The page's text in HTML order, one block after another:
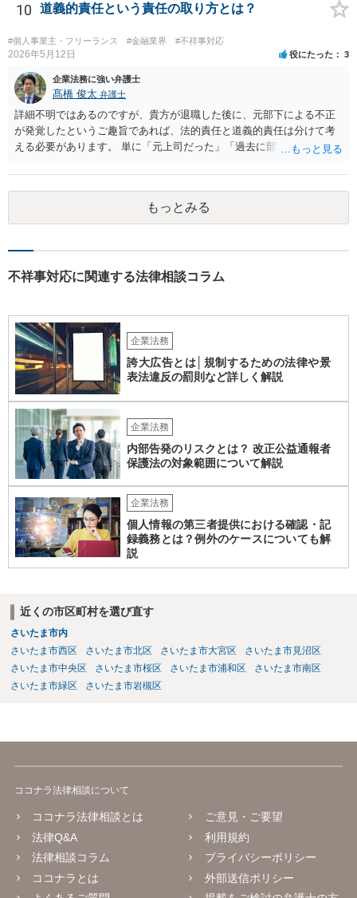
10 道義的責任という責任の取り方とは？
#個人事業主・フリーランス #金融業界 #不祥事対応
2026年5月12日 役にたった 3
企業法務に強い弁護士
髙橋 俊太 弁護士
詳細不明ではあるのですが、貴方が退職した後に、元部下による不正
が発覚したというご趣旨であれば、法的責任と道義的責任は分けて考
える必要があります。 単に「元上司だった」「過去に部下だった」と
りません。会社が貴方に損害賠償請求をするには、在職中の管理監督
義務違反、引継ぎの不備、不正の兆候を知りながら放置したことな
ど、具体的な義務違反と損害との因果関係を主張・立証する必要があ
ります。なお、在職中から会計処理や現金管理の不自然さを認識して
能性はあるでしょう。 対応としては、まず会社から何を求められてい
意に責任を認める文書を作成したり、損害負担を約束したりすること
は避けるべきです。一方で、在職中の業務内容、権限分掌、引継ぎ資
料、不正を認識していなかった事情を整理し、必要な範囲で調査に協
力することは考えられます。 仮に、金銭請求や責任追及を示唆されて
いる場合には、会社とのやり取りを保存し、弁護士に相談したうえで
対応なさった方がよいでしょう。
もっとみる
不祥事対応に関連する法律相談コラム
企業法務
誇大広告とは│規制するための法律や景
表法違反の罰則など詳しく解説
企業法務
内部告発のリスクとは？ 改正公益通報者
保護法の対象範囲について解説
企業法務
個人情報の第三者提供における確認・記
録義務とは？例外のケースについても解
説
近くの市区町村を選び直す
さいたま市内
さいたま市西区
さいたま市北区 さいたま市大宮区
さいたま市見沼区
さいたま市中央区
さいたま市桜区 さいたま市浦和区
さいたま市南区
さいたま市緑区
さいたま市岩槻区
ココナラ法律相談について
ココナラ法律相談とは
法律Q&A
法律相談コラム
ココナラとは
ご意見・ご要望
利用規約
プライバシーポリシー
外部送信ポリシー